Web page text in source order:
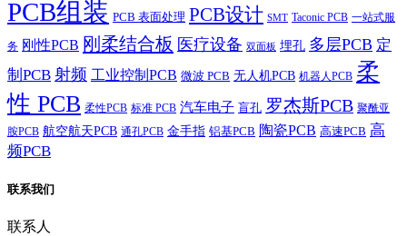
PCB组装 PCB 表面处理 PCB设计 SMT Taconic PCB 一站式服
务 刚性PCB 刚柔结合板 医疗设备 双面板 埋孔 多层PCB 定
制PCB 射频 工业控制PCB 微波 PCB 无人机PCB 机器人PCB 柔
性 PCB 柔性PCB 标准 PCB 汽车电子 盲孔 罗杰斯PCB 聚酰亚
胺PCB 航空航天PCB 通孔PCB 金手指 铝基PCB 陶瓷PCB 高速PCB 高
频PCB
联系我们
联系人